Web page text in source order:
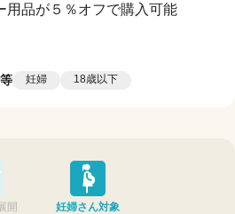
用品が５％オフで購入可能
妊婦 18歳以下
開 妊婦さん対象